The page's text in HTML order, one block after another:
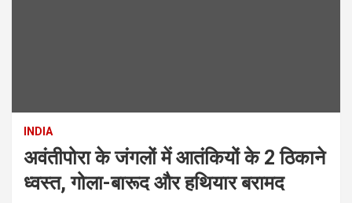
INDIA
अवंतीपोरा के जंगलों में आतंकियों के 2 ठिकाने
ध्वस्त, गोला-बारूद और हथियार बरामद